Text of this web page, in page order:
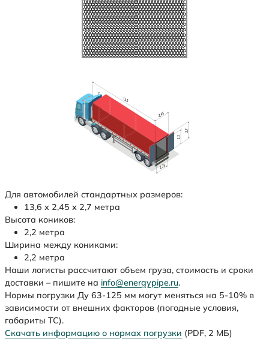
Для автомобилей стандартных размеров:
13,6 х 2,45 х 2,7 метра
Высота коников:
2,2 метра
Ширина между кониками:
2,2 метра
Наши логисты рассчитают объем груза, стоимость и сроки
доставки – пишите на info@energypipe.ru.
Нормы погрузки Ду 63-125 мм могут меняться на 5-10% в
зависимости от внешних факторов (погодные условия,
габариты ТС).
Скачать информацию о нормах погрузки (PDF, 2 МБ)